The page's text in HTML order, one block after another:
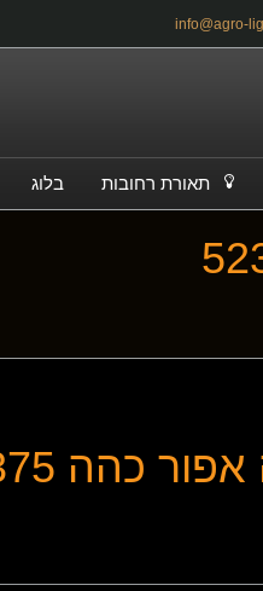
תאורת רחובות בלוג
כהה 523375